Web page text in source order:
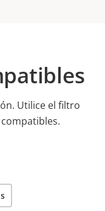
Utilice el filtro